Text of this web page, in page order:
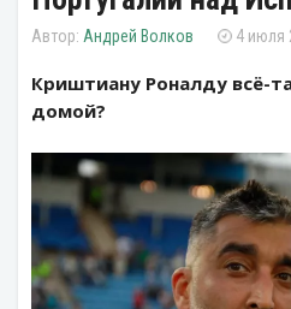
Андрей Волков 4 июля
Криштиану Роналду всё-
домой?